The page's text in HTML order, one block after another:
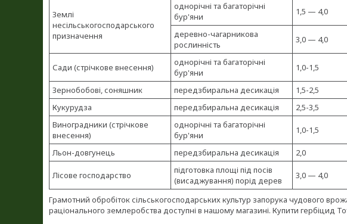
Землі
несільськогосподарського
призначення
однорічні та багаторічні
бур'яни
1,5 — 4,0
деревно-чагарникова
рослинність
3,0 — 4,0
Сади (стрічкове внесення)
однорічні та багаторічні
бур'яни
1,0-1,5
Зернобобові, соняшник передзбиральна десикація
1,5-2,5
Кукурудза
передзбиральна десикація
2,5-3,5
Виноградники (стрічкове
внесення)
однорічні та багаторічні
бур'яни
1,0-1,5
Льон-довгунець передзбиральна десикація 2,0
Лісове господарство
підготовка площі під посів
(висаджування) порід дерев
3,0 — 4,0
Грамотний обробіток сільськогосподарських культур запорука чудового
раціонального землеробства доступні в нашому магазині. Купити гербіцид